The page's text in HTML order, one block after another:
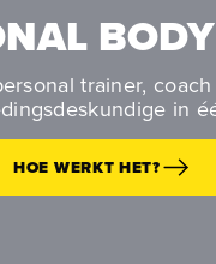
trainer,
in
HOE WERKT HET?